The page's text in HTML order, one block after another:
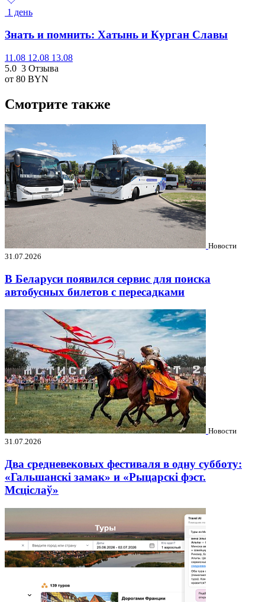
1 день
Знать и помнить: Хатынь и Курган Славы
11.08 12.08 13.08
5.0 3 Отзыва
от 80 BYN
Смотрите также
Новости
31.07.2026
В Беларуси появился сервис для поиска
автобусных билетов с пересадками
Новости
31.07.2026
Два средневековых фестиваля в одну субботу:
«Гальшанскі замак» и «Рыцарскі фэст.
Мсціслаў»